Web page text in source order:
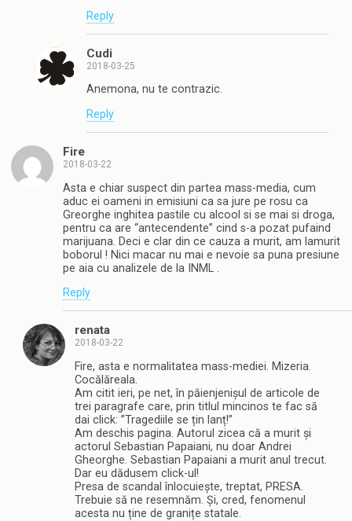
Reply
Cudi
2018-03-25
Anemona, nu te contrazic.
Reply
Fire
2018-03-22
Asta e chiar suspect din partea mass-media, cum
aduc ei oameni in emisiuni ca sa jure pe rosu ca
Greorghe inghitea pastile cu alcool si se mai si droga,
pentru ca are “antecendente” cind s-a pozat pufaind
marijuana. Deci e clar din ce cauza a murit, am lamurit
boborul ! Nici macar nu mai e nevoie sa puna presiune
pe aia cu analizele de la INML .
Reply
renata
2018-03-22
Fire, asta e normalitatea mass-mediei. Mizeria.
Cocălăreala.
Am citit ieri, pe net, în păienjenișul de articole de
trei paragrafe care, prin titlul mincinos te fac să
dai click: ”Tragediile se țin lanț!”
Am deschis pagina. Autorul zicea că a murit și
actorul Sebastian Papaiani, nu doar Andrei
Gheorghe. Sebastian Papaiani a murit anul trecut.
Dar eu dădusem click-ul!
Presa de scandal înlocuiește, treptat, PRESA.
Trebuie să ne resemnăm. Și, cred, fenomenul
acesta nu ține de granițe statale.